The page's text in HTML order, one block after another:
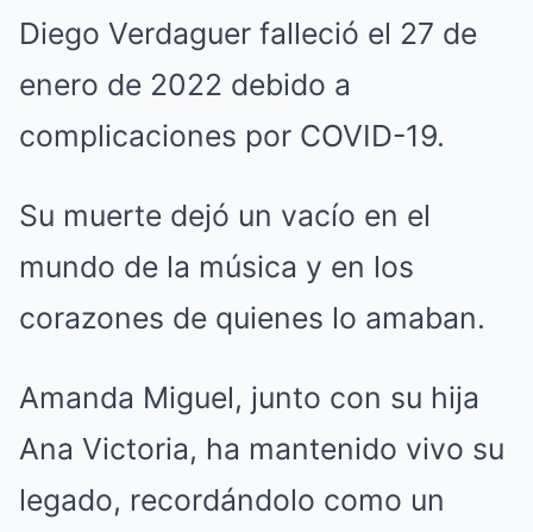
Diego Verdaguer falleció el 27 de
enero de 2022 debido a
complicaciones por COVID-19.
Su muerte dejó un vacío en el
mundo de la música y en los
corazones de quienes lo amaban.
Amanda Miguel, junto con su hija
Ana Victoria, ha mantenido vivo su
legado, recordándolo como un